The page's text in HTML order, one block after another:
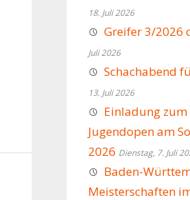
18. Juli 2026
Greifer 3/2026
Juli 2026
Schachabend
13. Juli 2026
Einladung
Jugendopen am
2026 Dienstag, 7. Juli
Baden-
Meisterschaften